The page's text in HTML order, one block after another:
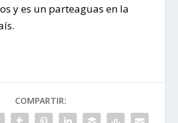
y es un parteaguas en la
COMPARTIR: